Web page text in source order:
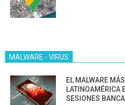
MALWARE - VIRUS
EL MALWARE
LATINOAMÉRICA
SESIONES